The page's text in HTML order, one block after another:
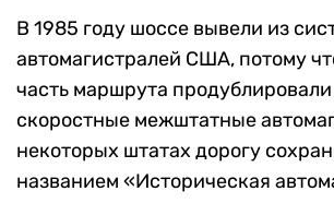
В 1985 году шоссе вывели из
автомагистралей США, потому
часть маршрута
скоростные межштатные
некоторых штатах дорогу
названием «Историческая